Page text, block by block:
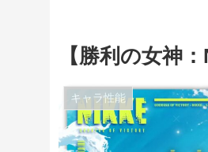
【勝利の女神
キャラ性能